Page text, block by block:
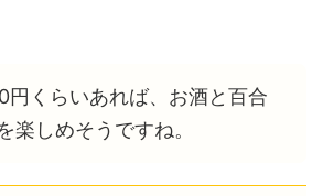
円くらいあれば、お酒と百合
楽しめそうですね。